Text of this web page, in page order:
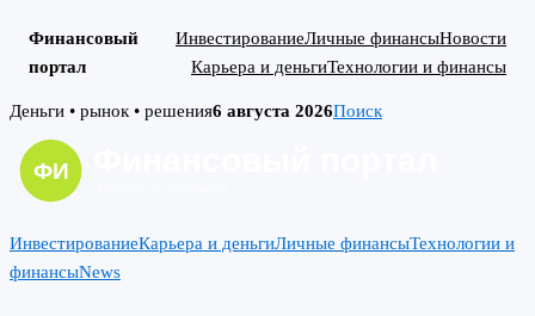
Финансовый
портал
ИнвестированиеЛичные финансыНовости
Карьера и деньгиТехнологии и финансы
Skip
content
Деньги • рынок • решения6 августа 2026Поиск
ИнвестированиеКарьера и деньгиЛичные финансыТехнологии и
финансыNews